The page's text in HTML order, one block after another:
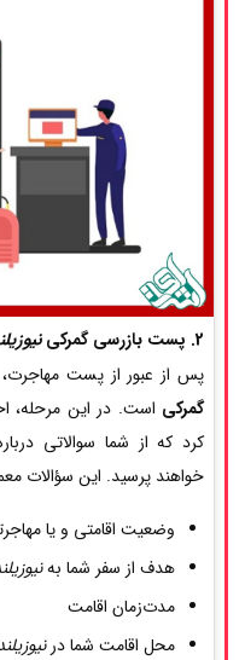
2. پست بازرسی گمرکی
پس از عبور از پست
گمرکی است. در این مرحله،
کرد که از شما سوالاتی
خواهند پرسید. این سؤالات
وضعیت اقامتی و یا
هدف از سفر شما به
مدت‌زمان اقامت
محل اقامت شما در